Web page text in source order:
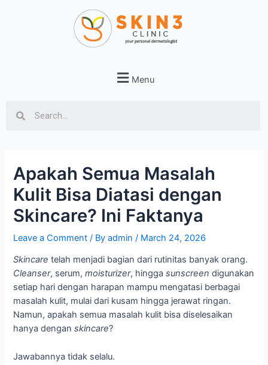
Menu
Apakah Semua Masalah
Kulit Bisa Diatasi dengan
Skincare? Ini Faktanya
Leave a Comment / Byadmin/ March 24, 2026
Skincare telah menjadi bagian dari rutinitas banyak orang.
Cleanser, serum,moisturizer, hinggasunscreen digunakan
setiap hari dengan harapan mampu mengatasi berbagai
masalah kulit, mulai dari kusam hingga jerawat ringan.
Namun, apakah semua masalah kulit bisa diselesaikan
hanya denganskincare?
Jawabannya tidak selalu.